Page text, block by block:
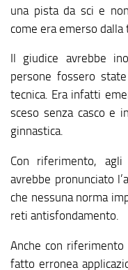
una pista da sci e
come era emerso dalla
Il giudice avrebbe
persone fossero
tecnica. Era infatti
sceso senza casco e
ginnastica.
Con riferimento,
avrebbe pronunciato
che nessuna norma
reti antisfondamento.
Anche con
fatto erronea